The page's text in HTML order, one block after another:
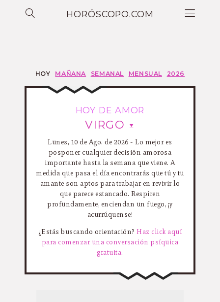
HORÓSCOPO.COM
HOY MAÑANA SEMANAL MENSUAL 2026
HOY DE AMOR
VIRGO
Lunes, 10 de Ago. de 2026 - Lo mejor es
posponer cualquier decisión amorosa
importante hasta la semana que viene. A
medida que pasa el día encontrarás que tú y tu
amante son aptos para trabajar en revivir lo
que parece estancado. Respiren
profundamente, enciendan un fuego, ¡y
acurrúquense!
¿Estás buscando orientación?Haz click aquí
para comenzar una conversación psíquica
gratuita.